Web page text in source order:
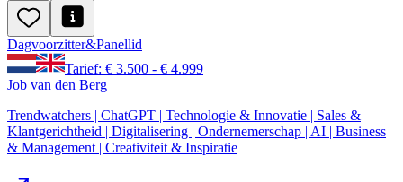
Dagvoorzitter&Panellid
Tarief: € 3.500 - € 4.999
Job van den Berg
Trendwatchers | ChatGPT | Technologie & Innovatie | Sales &
Klantgerichtheid | Digitalisering | Ondernemerschap | AI | Business
& Management | Creativiteit & Inspiratie